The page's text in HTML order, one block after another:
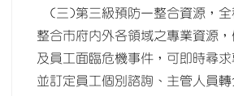
(三)第三級預防–整合資源，全
整合市府內外各領域之專業資源
及員工面臨危機事件，可即時尋求
並訂定員工個別諮詢、主管人員